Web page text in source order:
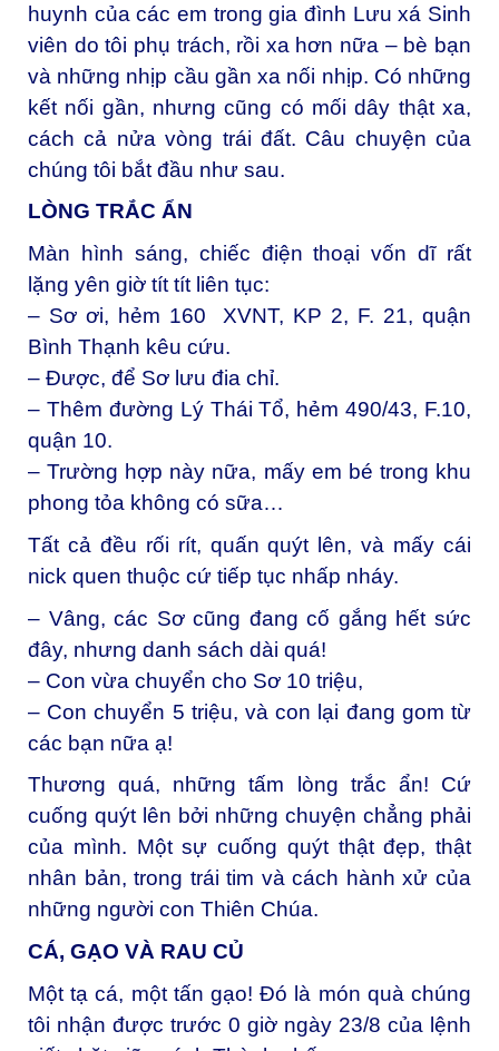
huynh của các em trong gia đình Lưu xá Sinh
viên do tôi phụ trách, rồi xa hơn nữa – bè bạn
và những nhịp cầu gần xa nối nhịp. Có những
kết nối gần, nhưng cũng có mối dây thật xa,
cách cả nửa vòng trái đất. Câu chuyện của
chúng tôi bắt đầu như sau.
LÒNG TRẮC ẨN
Màn hình sáng, chiếc điện thoại vốn dĩ rất
lặng yên giờ tít tít liên tục:
– Sơ ơi, hẻm 160 XVNT, KP 2, F. 21, quận
Bình Thạnh kêu cứu.
– Được, để Sơ lưu đia chỉ.
– Thêm đường Lý Thái Tổ, hẻm 490/43, F.10,
quận 10.
– Trường hợp này nữa, mấy em bé trong khu
phong tỏa không có sữa…
Tất cả đều rối rít, quấn quýt lên, và mấy cái
nick quen thuộc cứ tiếp tục nhấp nháy.
– Vâng, các Sơ cũng đang cố gắng hết sức
đây, nhưng danh sách dài quá!
– Con vừa chuyển cho Sơ 10 triệu,
– Con chuyển 5 triệu, và con lại đang gom từ
các bạn nữa ạ!
Thương quá, những tấm lòng trắc ẩn! Cứ
cuống quýt lên bởi những chuyện chẳng phải
của mình. Một sự cuống quýt thật đẹp, thật
nhân bản, trong trái tim và cách hành xử của
những người con Thiên Chúa.
CÁ, GẠO VÀ RAU CỦ
Một tạ cá, một tấn gạo! Đó là món quà chúng
tôi nhận được trước 0 giờ ngày 23/8 của lệnh